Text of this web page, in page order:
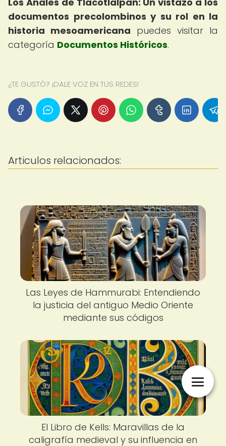
documentos precolombinos y su rol en la
historia mesoamericana puedes visitar la
categoría Documentos Históricos.
¿TE GUSTÓ? ¡DALE VOZ EN TUS REDES!
Articulos relacionados:
Las Leyes de Hammurabi: Entendiendo
la justicia del antiguo Medio Oriente
mediante sus códigos
El Libro de Kells: Maravillas de la
caligrafía medieval y su influencia en